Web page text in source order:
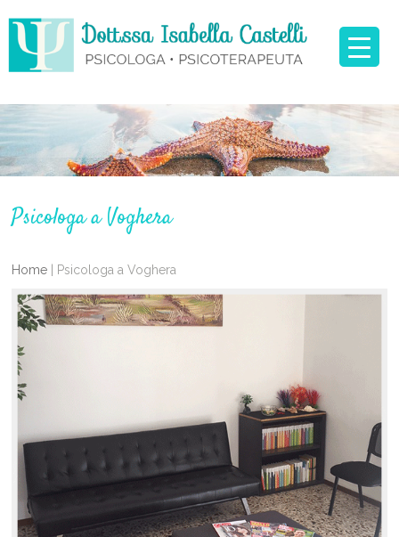
Psicologa a Voghera
Home Psicologa a Voghera